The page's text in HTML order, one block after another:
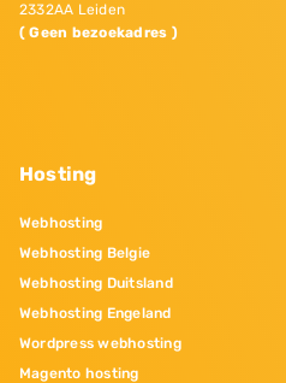
2332AA Leiden
( Geen bezoekadres )
Hosting
Webhosting
Webhosting Belgie
Webhosting Duitsland
Webhosting Engeland
Wordpress webhosting
Magento hosting